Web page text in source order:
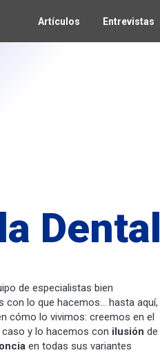
Artículos Entrevistas
Dental
de especialistas bien
con lo que hacemos… hasta aquí,
cómo lo vivimos: creemos en el
y lo hacemos con ilusión de
en todas sus variantes